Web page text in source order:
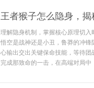
王者猴子怎么隐身，
理解隐身机制，掌握核心原理切
悟空是战神还是小丑，鲁莽的冲
心输出交出关键保命技能，等待
完成那致命的一击，在高端对局